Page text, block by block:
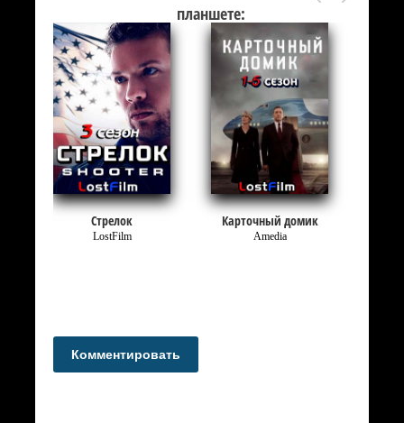
планшете:
Стрелок
LostFilm
Карточный домик
Amedia
Комментировать